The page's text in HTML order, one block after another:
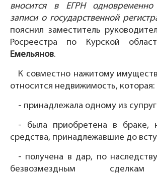
вносится в ЕГРН
записи о государственной
пояснил заместитель
Росреестра по Курской
Емельянов.
К совместно нажитому
относится недвижимость, которая:
- принадлежала одному из
- была приобретена в браке,
средства, принадлежавшие до
- получена в дар, по
безвозмездным